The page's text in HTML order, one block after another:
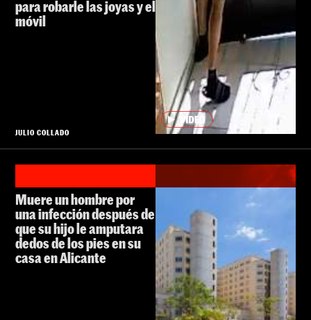
para robarle las joyas y el
móvil
JULIO COLLADO
Muere un hombre por
una infección después de
que su hijo le amputara
dedos de los pies en su
casa en Alicante